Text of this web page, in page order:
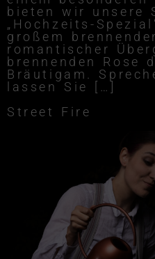
bieten wir unsere
„Hochzeits-
großem
romantischer
brennenden Rose
Bräutigam.
lassen Sie […]
Street Fire